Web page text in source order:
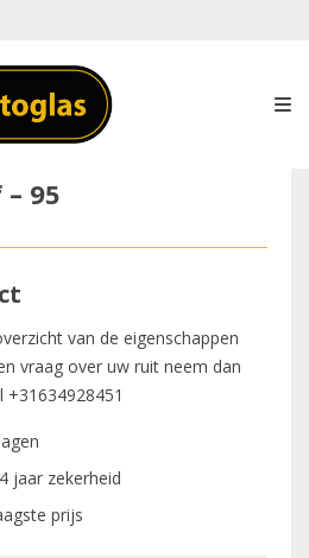
95
van de eigenschappen
vraag over uw ruit neem dan
+31634928451
jaar zekerheid
prijs